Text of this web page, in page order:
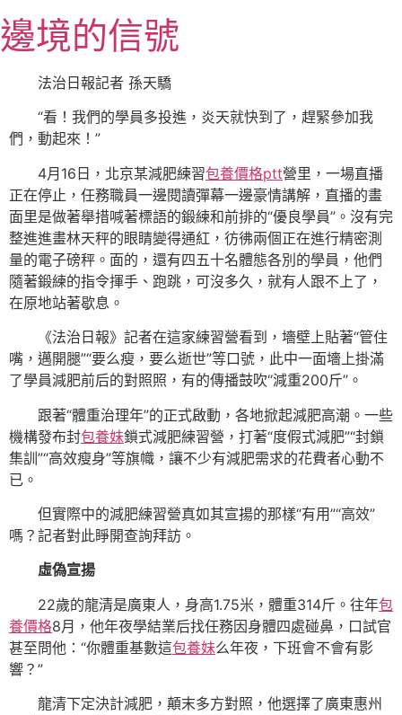
至
主
邊境的信號
法治日報記者 孫天驕
“看！我們的學員多投進，炎天就快到了，趕緊參加我
們，動起來！”
4月16日，北京某減肥練習包養價格ptt營里，一場直播
正在停止，任務職員一邊閱讀彈幕一邊豪情講解，直播的畫
面里是做著舉措喊著標語的鍛練和前排的“優良學員”。沒有完
整進進畫林天秤的眼睛變得通紅，彷彿兩個正在進行精密測
量的電子磅秤。面的，還有四五十名體態各別的學員，他們
隨著鍛練的指令揮手、跑跳，可沒多久，就有人跟不上了，
在原地站著歇息。
《法治日報》記者在這家練習營看到，墻壁上貼著“管住
嘴，邁開腿”“要么瘦，要么逝世”等口號，此中一面墻上掛滿
了學員減肥前后的對照照，有的傳播鼓吹“減重200斤”。
跟著“體重治理年”的正式啟動，各地掀起減肥高潮。一些
機構發布封包養妹鎖式減肥練習營，打著“度假式減肥”“封鎖
集訓”“高效瘦身”等旗幟，讓不少有減肥需求的花費者心動不
已。
但實際中的減肥練習營真如其宣揚的那樣“有用”“高效”
嗎？記者對此睜開查詢拜訪。
虛偽宣揚
22歲的龍清是廣東人，身高1.75米，體重314斤。往年包
養價格8月，他年夜學結業后找任務因身體四處碰鼻，口試官
甚至問他：“你體重基數這包養妹么年夜，下班會不會有影
響？”
龍清下定決計減肥，顛末多方對照，他選擇了廣東惠州